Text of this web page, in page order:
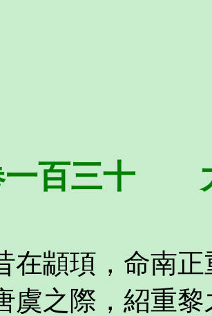
一百三十
頊，命南正重
虞之際，紹重